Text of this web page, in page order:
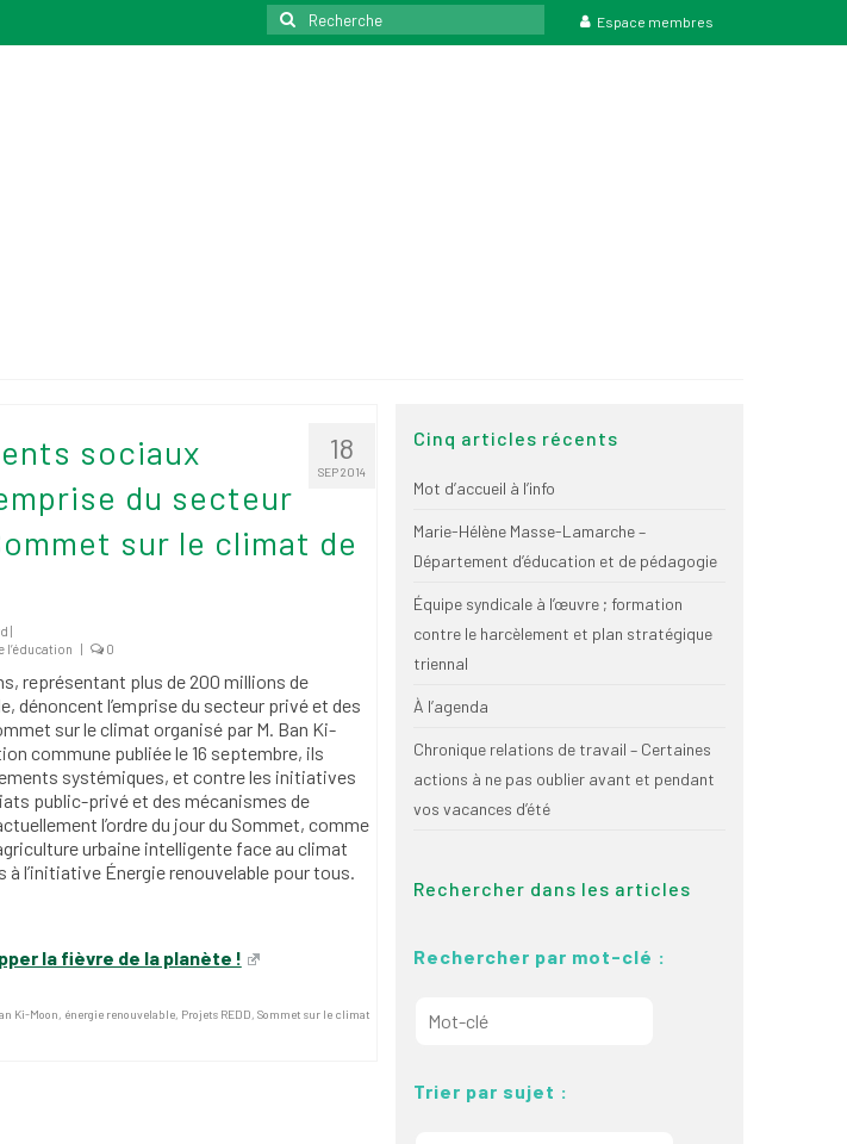
Rechercher
:
Espace membres
18
SEP 2014
sociaux
du secteur
sur le climat de
|
l’éducation | 0
représentant plus de 200 millions de
dénoncent l’emprise du secteur privé et des
sur le climat organisé par M. Ban Ki-
commune publiée le 16 septembre, ils
systémiques, et contre les initiatives
public-privé et des mécanismes de
l’ordre du jour du Sommet, comme
urbaine intelligente face au climat
à l’initiative Énergie renouvelable pour tous.
la fièvre de la planète !
Ki-Moon, énergie renouvelable, Projets REDD, Sommet sur le climat
Cinq articles récents
Mot d’accueil à l’info
Marie-Hélène Masse-Lamarche –
Département d’éducation et de pédagogie
Équipe syndicale à l’œuvre ; formation
contre le harcèlement et plan stratégique
triennal
À l’agenda
Chronique relations de travail – Certaines
actions à ne pas oublier avant et pendant
vos vacances d’été
Rechercher dans les articles
Rechercher par mot-clé :
Trier par sujet :